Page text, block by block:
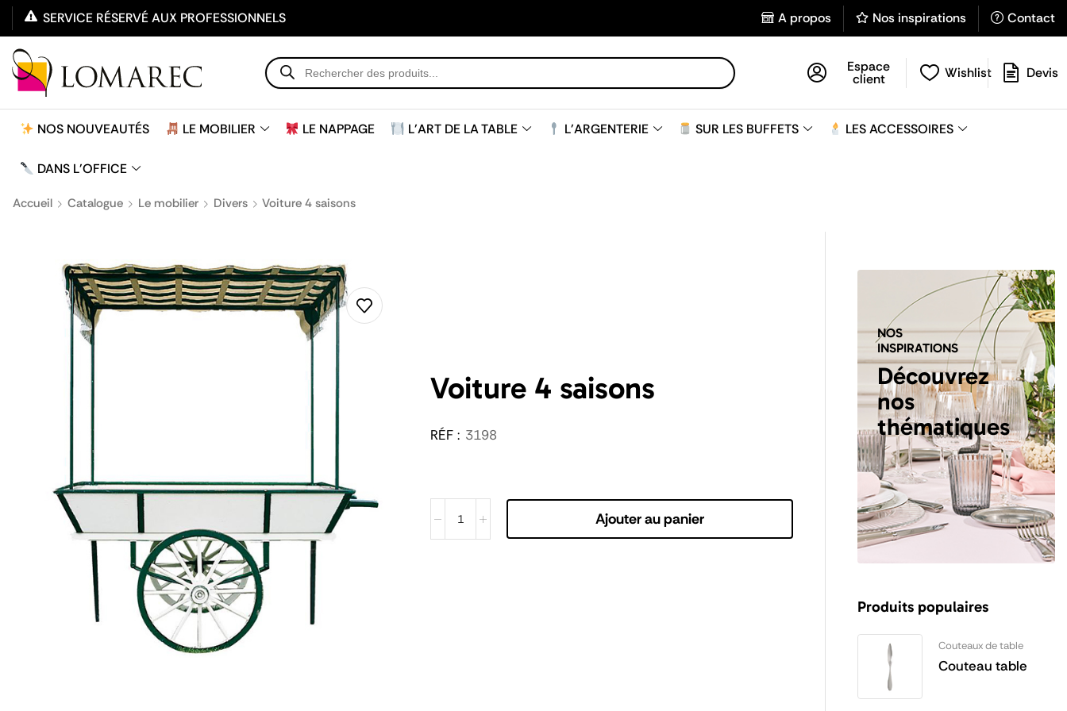
SERVICE RÉSERVÉ AUX PROFESSIONNELS A propos Nos inspirations Contact
Espace
client Wishlist Devis
NOS NOUVEAUTÉS LE MOBILIER LE NAPPAGE L'ART DE LA TABLE L'ARGENTERIE SUR LES BUFFETS LES ACCESSOIRES
DANS L'OFFICE
Accueil Catalogue Le mobilier Divers Voiture 4 saisons
Voiture 4 saisons
RÉF : 3198
Ajouter au panier
NOS
INSPIRATIONS
Découvrez
nos
thématiques
Produits populaires
Couteaux de table
Couteau table